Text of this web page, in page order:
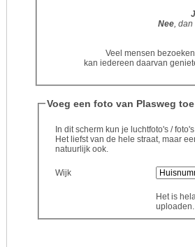
Nee, dan
Veel mensen
kan iedereen daarvan
Voeg een foto van Plasweg toe
In dit scherm kun je luchtfoto's /
Het liefst van de hele straat, maar
natuurlijk ook.
Wijk
Het is